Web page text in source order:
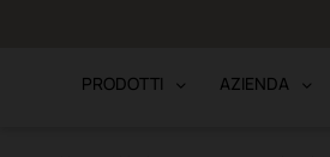
PRODOTTI AZIENDA